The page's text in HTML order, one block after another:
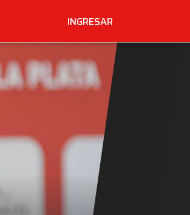
INGRESAR